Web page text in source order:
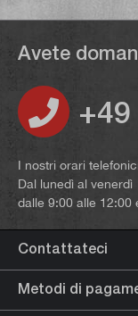
Avete
I nostri orari
Dal lunedì al venerdì
dalle 9:00 alle 12:00
Contattateci
Metodi di